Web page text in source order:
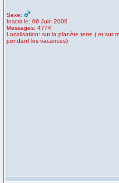
Sexe:
Inscrit le: 06 Juin 2006
Messages: 4774
Localisation: sur la planète terre ( et sur
pendant les vacances)